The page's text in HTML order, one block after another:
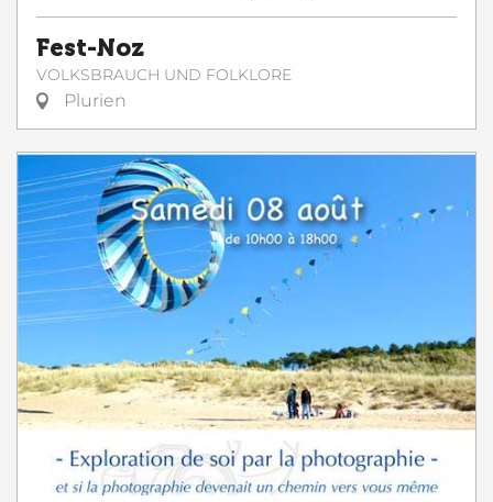
Fest-Noz
VOLKSBRAUCH UND FOLKLORE
Plurien